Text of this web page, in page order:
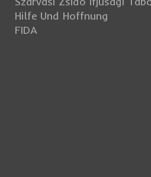
Hilfe Und Hoffnung
FIDA